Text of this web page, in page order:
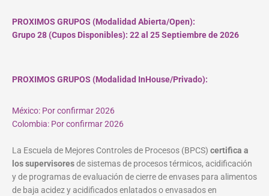
PROXIMOS GRUPOS (Modalidad Abierta/Open):
Grupo 28 (Cupos Disponibles): 22 al 25 Septiembre de 2026
PROXIMOS GRUPOS (Modalidad InHouse/Privado):
México: Por confirmar 2026
Colombia: Por confirmar 2026
La Escuela de Mejores Controles de Procesos (BPCS) certifica a
los supervisoresde sistemas de procesos térmicos, acidificación
y de programas de evaluación de cierre de envases para alimentos
de baja acidez y acidificados enlatados o envasados en